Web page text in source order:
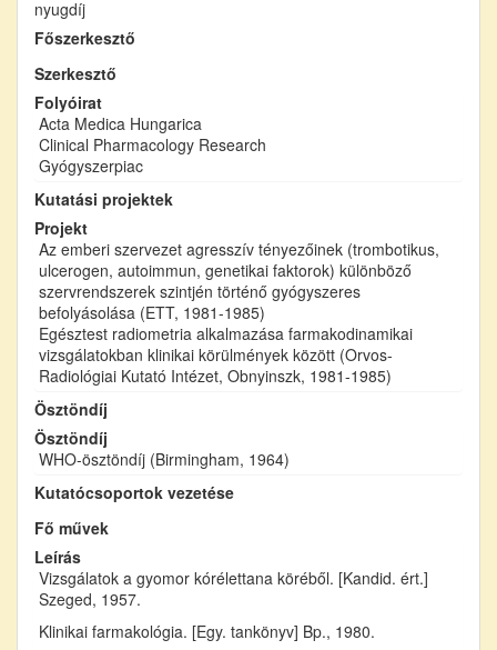
nyugdíj
Főszerkesztő
Szerkesztő
Folyóirat
Acta Medica Hungarica
Clinical Pharmacology Research
Gyógyszerpiac
Kutatási projektek
Projekt
Az emberi szervezet agresszív tényezőinek (trombotikus,
ulcerogen, autoimmun, genetikai faktorok) különböző
szervrendszerek szintjén történő gyógyszeres
befolyásolása (ETT, 1981-1985)
Egésztest radiometria alkalmazása farmakodinamikai
vizsgálatokban klinikai körülmények között (Orvos-
Radiológiai Kutató Intézet, Obnyinszk, 1981-1985)
Ösztöndíj
Ösztöndíj
WHO-ösztöndíj (Birmingham, 1964)
Kutatócsoportok vezetése
Fő művek
Leírás
Vizsgálatok a gyomor kórélettana köréből. [Kandid. ért.]
Szeged, 1957.
Klinikai farmakológia. [Egy. tankönyv] Bp., 1980.